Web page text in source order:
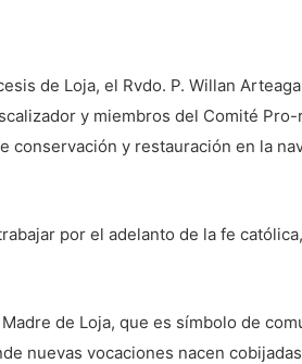
de Loja, el Rvdo. P. Willan
y miembros del Comité
y restauración en la
por el adelanto de la fe
de Loja, que es símbolo de
nuevas vocaciones nacen